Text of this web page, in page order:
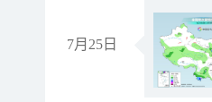
7月25日